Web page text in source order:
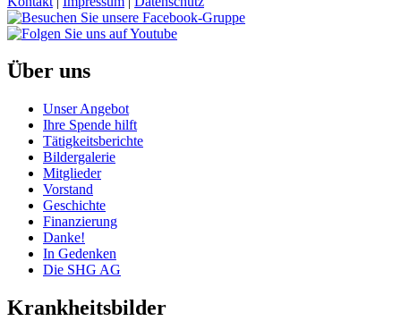
Über uns
Unser Angebot
Ihre Spende hilft
Tätigkeitsberichte
Bildergalerie
Mitglieder
Vorstand
Geschichte
Finanzierung
Danke!
In Gedenken
Die SHG AG
Krankheitsbilder